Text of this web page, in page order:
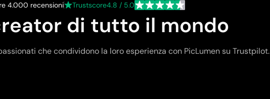
4.000 recensioni Trustscore4.8 / 5.0
di tutto il mondo
che condividono la loro esperienza con PicLumen su Trustpilot.